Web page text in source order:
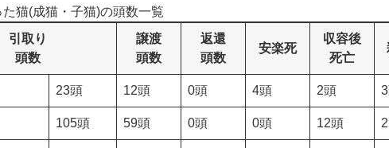
猫(成猫・子猫)の頭数一覧
引取り
頭数
譲渡
頭数
返還
頭数
安楽死
収容後
死亡
23頭 12頭 0頭 4頭 2頭
105頭 59頭 0頭 0頭 12頭